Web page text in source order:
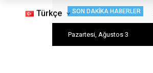
SON DAKIKA HABERLER
Pazartesi, Ağustos 3
Türkçe